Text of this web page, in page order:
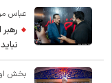
عباس
رهبر
بخش